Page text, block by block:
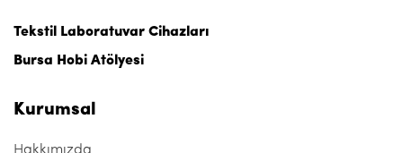
Tekstil Laboratuvar Cihazları
Bursa Hobi Atölyesi
Kurumsal